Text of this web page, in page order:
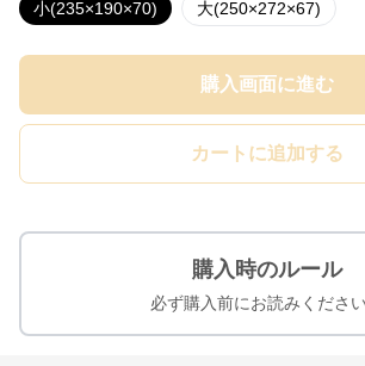
小(235×190×70) 大(250×272×67)
購入画面に進む
カートに追加する
購入時のルール
必ず購入前にお読みください